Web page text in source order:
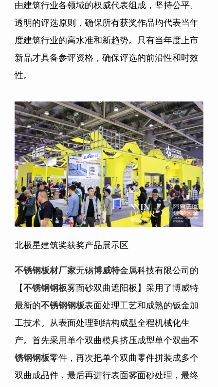
由建筑行业各领域的权威代表组成，坚持公平、
透明的评选原则，确保所有获奖作品均代表当年
度建筑行业的高水准和新趋势。只有当年度上市
新品才具备参评资格，确保评选的前沿性和时效
性。
北极星建筑奖获奖产品展示区
不锈钢板材厂家无锡博威特金属科技有限公司的
【不锈钢钢板雾面砂双曲遮阳板】采用了博威特
最新的不锈钢钢板表面处理工艺和成熟的钣金加
工技术。从表面处理到结构成型全程机械化生
产。首先采用单个双曲模具挤压成型单个双曲不
锈钢钢板零件，再次把单个双曲零件拼装成多个
双曲成品件，最后再进行表面雾面砂处理，最终